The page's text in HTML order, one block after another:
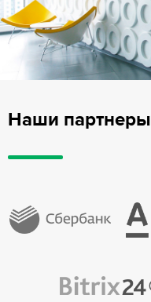
Наши партнеры